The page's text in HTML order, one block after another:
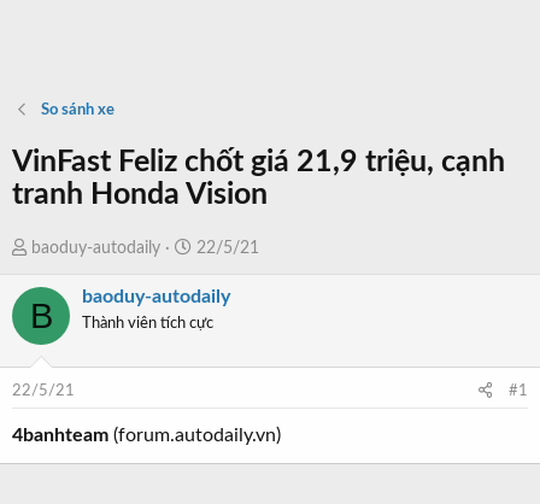
So sánh xe
VinFast Feliz chốt giá 21,9 triệu, cạnh
tranh Honda Vision
T
r
e
d
t
a
baoduy-autodaily
N
à
y
đ
ầ
22/5/21
B baoduy-autodaily
Thành viên tích cực
22/5/21 #1
4banhteam (forum.autodaily.vn)